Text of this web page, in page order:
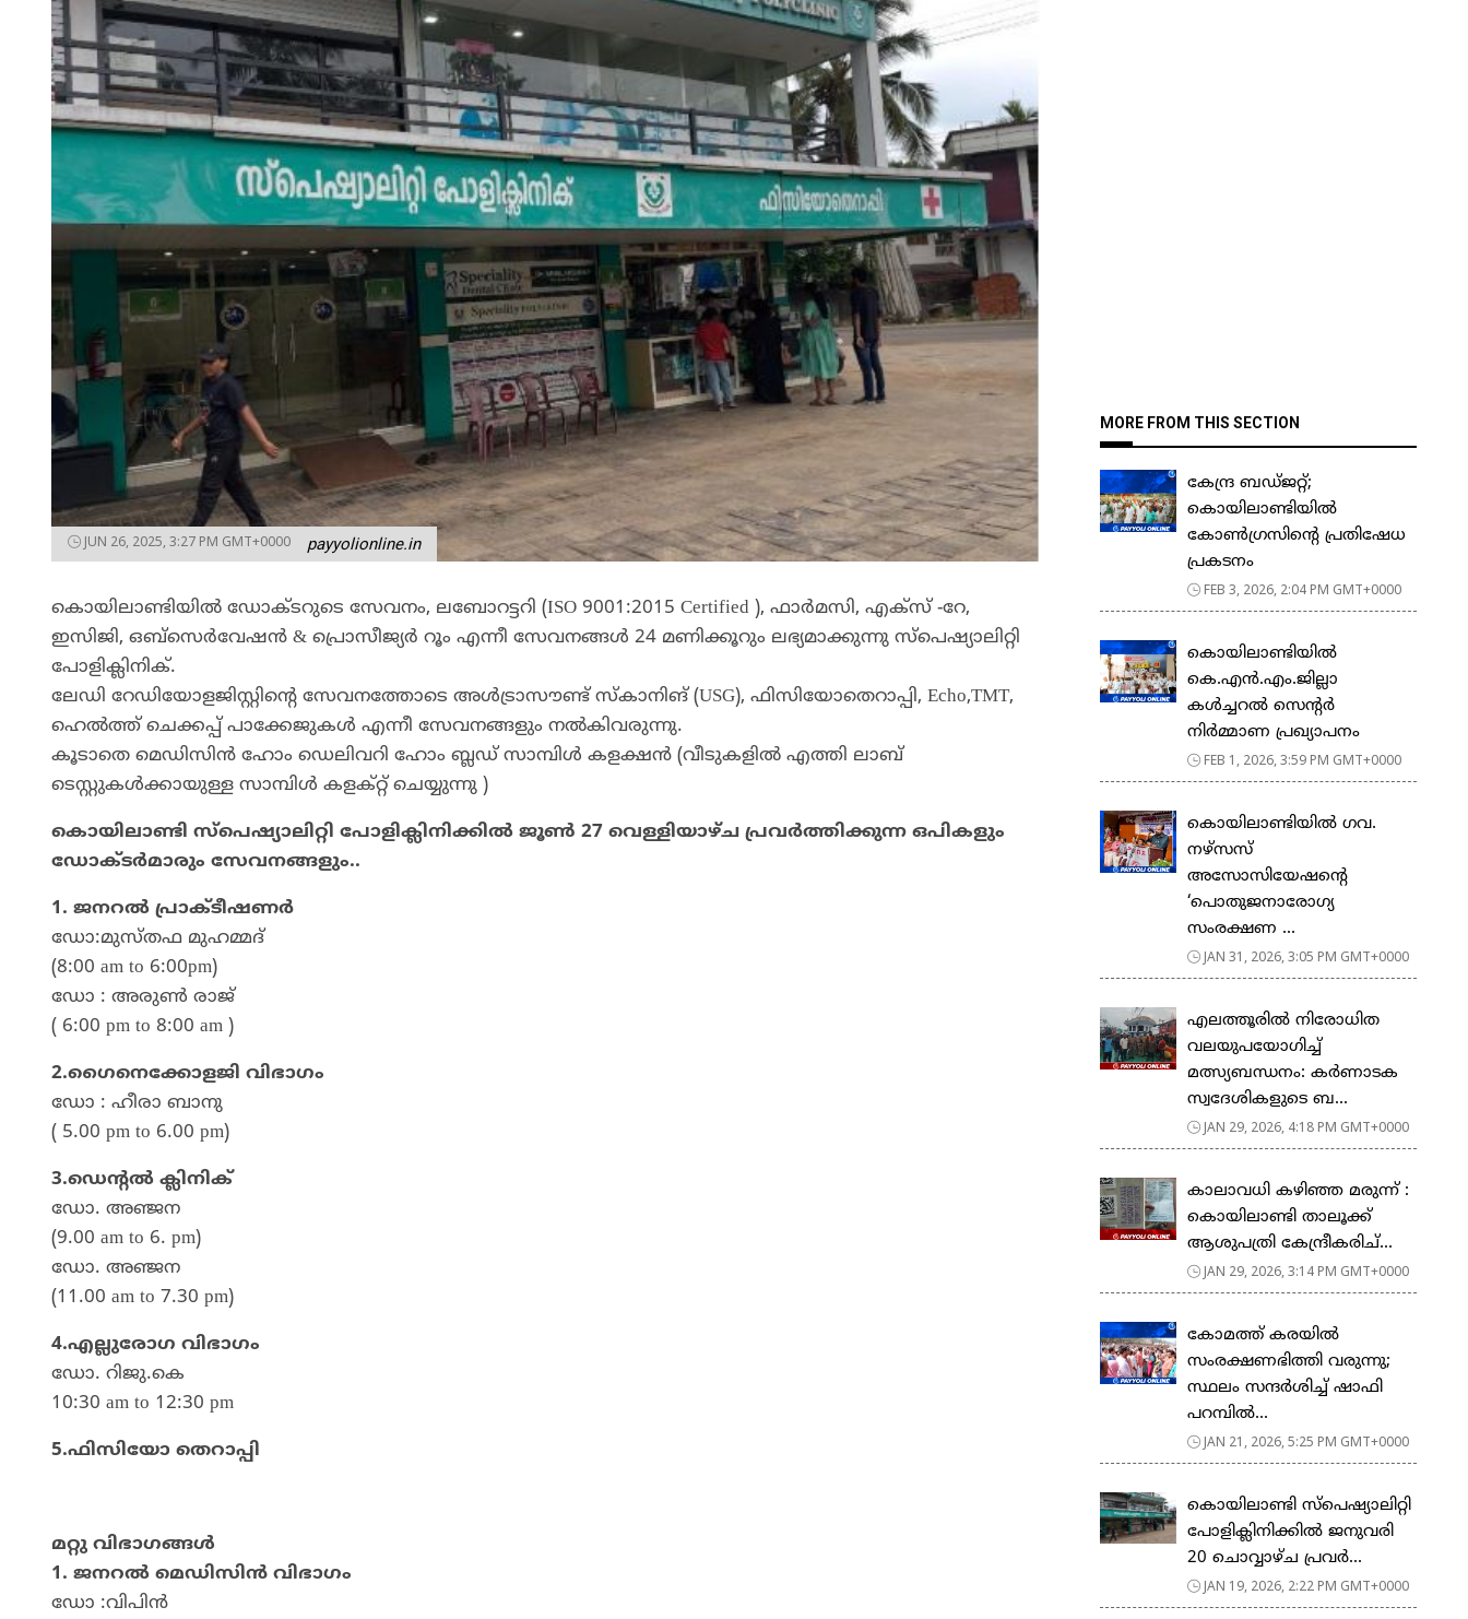
JUN 26, 2025, 3:27 PM GMT+0000 payyolionline.in
കൊയിലാണ്ടിയില്‍ ഡോക്ടറുടെ സേവനം, ലബോറട്ടറി (ISO 9001:2015 Certified ), ഫാര്‍മസി, എക്‌സ് -റേ,
ഇസിജി, ഒബ്‌സെര്‍വേഷന്‍ & പ്രൊസീജ്യര്‍ റൂം എന്നീ സേവനങ്ങള്‍ 24 മണിക്കൂറും ലഭ്യമാക്കുന്നു സ്‌പെഷ്യാലിറ്റി
പോളിക്ലിനിക്.
ലേഡി റേഡിയോളജിസ്റ്റിന്റെ സേവനത്തോടെ അള്‍ട്രാസൗണ്ട് സ്‌കാനിങ് (USG), ഫിസിയോതെറാപ്പി, Echo,TMT,
ഹെല്‍ത്ത് ചെക്കപ്പ് പാക്കേജുകള്‍ എന്നീ സേവനങ്ങളും നല്‍കിവരുന്നു.
കൂടാതെ മെഡിസിൻ ഹോം ഡെലിവറി ഹോം ബ്ലഡ്‌ സാമ്പിൾ കളക്ഷൻ (വീടുകളിൽ എത്തി ലാബ്
ടെസ്റ്റുകൾക്കായുള്ള സാമ്പിൾ കളക്റ്റ് ചെയ്യുന്നു )
കൊയിലാണ്ടി സ്പെഷ്യാലിറ്റി പോളിക്ലിനിക്കിൽ ജൂൺ 27 വെള്ളിയാഴ്ച പ്രവർത്തിക്കുന്ന ഒപികളും
ഡോക്ടർമാരും സേവനങ്ങളും..
1. ജനറൽ പ്രാക്ടീഷണർ
ഡോ:മുസ്തഫ മുഹമ്മദ്‌
(8:00 am to 6:00pm)
ഡോ : അരുൺ രാജ്
( 6:00 pm to 8:00 am )
2.ഗൈനെക്കോളജി വിഭാഗം
ഡോ : ഹീരാ ബാനു
( 5.00 pm to 6.00 pm)
3.ഡെന്റൽ ക്ലിനിക്
ഡോ. അഞ്ജന
(9.00 am to 6. pm)
ഡോ. അഞ്ജന
(11.00 am to 7.30 pm)
4.എല്ലുരോഗ വിഭാഗം
ഡോ. റിജു.കെ
10:30 am to 12:30 pm
5.ഫിസിയോ തെറാപ്പി
മറ്റു വിഭാഗങ്ങൾ
1. ജനറൽ മെഡിസിൻ വിഭാഗം
ഡോ :വിപിൻ
MORE FROM THIS SECTION
കേന്ദ്ര ബഡ്ജറ്റ്;
കൊയിലാണ്ടിയിൽ
കോൺഗ്രസിന്റെ പ്രതിഷേധ
പ്രകടനം
FEB 3, 2026, 2:04 PM GMT+0000
കൊയിലാണ്ടിയിൽ
കെ.എൻ.എം.ജില്ലാ
കൾച്ചറൽ സെന്റർ
നിർമ്മാണ പ്രഖ്യാപനം
FEB 1, 2026, 3:59 PM GMT+0000
കൊയിലാണ്ടിയിൽ ഗവ.
നഴ്സസ്
അസോസിയേഷന്റെ
‘പൊതുജനാരോഗ്യ
സംരക്ഷണ ...
JAN 31, 2026, 3:05 PM GMT+0000
എലത്തൂരിൽ നിരോധിത
വലയുപയോഗിച്ച്
മത്സ്യബന്ധനം: കർണാടക
സ്വദേശികളുടെ ബ...
JAN 29, 2026, 4:18 PM GMT+0000
കാലാവധി കഴിഞ്ഞ മരുന്ന് :
കൊയിലാണ്ടി താലൂക്ക്
ആശുപത്രി കേന്ദ്രീകരിച്...
JAN 29, 2026, 3:14 PM GMT+0000
കോമത്ത് കരയിൽ
സംരക്ഷണഭിത്തി വരുന്നു;
സ്ഥലം സന്ദർശിച്ച് ഷാഫി
പറമ്പിൽ...
JAN 21, 2026, 5:25 PM GMT+0000
കൊയിലാണ്ടി സ്പെഷ്യാലിറ്റി
പോളിക്ലിനിക്കിൽ ജനുവരി
20 ചൊവ്വാഴ്ച പ്രവർ...
JAN 19, 2026, 2:22 PM GMT+0000